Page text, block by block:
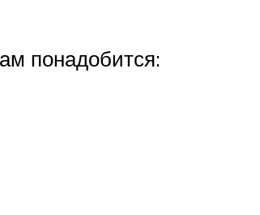
понадобится: